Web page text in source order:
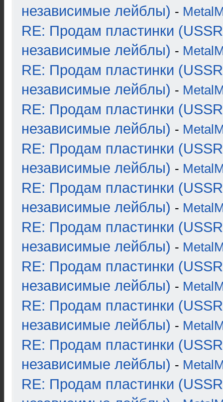
независимые лейблы) -
RE: Продам пластинки
независимые лейблы) -
RE: Продам пластинки
независимые лейблы) -
RE: Продам пластинки
независимые лейблы) -
RE: Продам пластинки
независимые лейблы) -
RE: Продам пластинки
независимые лейблы) -
RE: Продам пластинки
независимые лейблы) -
RE: Продам пластинки
независимые лейблы) -
RE: Продам пластинки
независимые лейблы) -
RE: Продам пластинки
независимые лейблы) -
RE: Продам пластинки